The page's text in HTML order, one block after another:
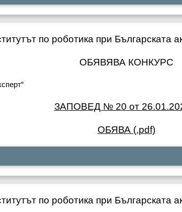
по роботика при Българската
ОБЯВЯВА КОНКУРС
ЗАПОВЕД № 20 от
ОБЯВА (.pdf)
по роботика при Българската